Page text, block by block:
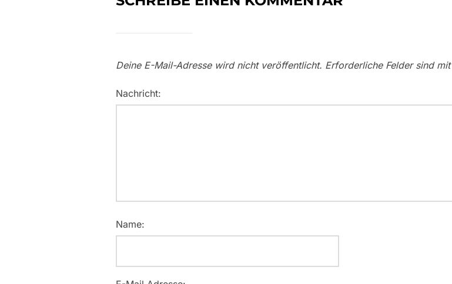
Deine E-Mail-Adresse wird nicht veröffentlicht. Erforderliche Felder sind mit
Nachricht:
Name: